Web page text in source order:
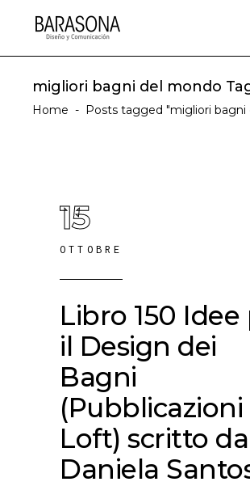
migliori bagni del mondo
Home - Posts tagged "migliori bagni
15
OTTOBRE
Libro 150 Idee
il Design dei
Bagni
(Pubblicazioni
Loft) scritto da
Daniela